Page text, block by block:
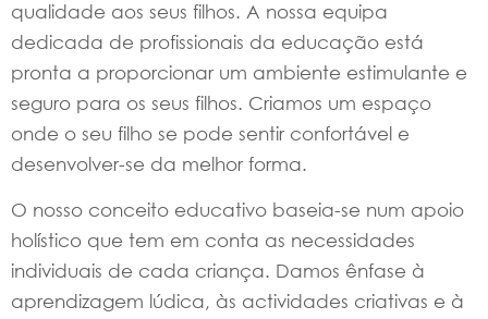
qualidade aos seus filhos. A nossa equipa
dedicada de profissionais da educação está
pronta a proporcionar um ambiente estimulante e
seguro para os seus filhos. Criamos um espaço
onde o seu filho se pode sentir confortável e
desenvolver-se da melhor forma.
O nosso conceito educativo baseia-se num apoio
holístico que tem em conta as necessidades
individuais de cada criança. Damos ênfase à
aprendizagem lúdica, às actividades criativas e à